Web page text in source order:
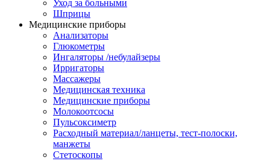
Уход за больными
Шприцы
Медицинские приборы
Анализаторы
Глюкометры
Ингаляторы /небулайзеры
Ирригаторы
Массажеры
Медицинская техника
Медицинские приборы
Молокоотсосы
Пульсоксиметр
Расходный материал/ланцеты, тест-полоски,
манжеты
Стетоскопы